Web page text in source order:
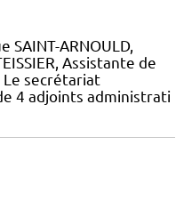
ARNOULD,
Assistante de
Le secrétariat
4 adjoints administrati